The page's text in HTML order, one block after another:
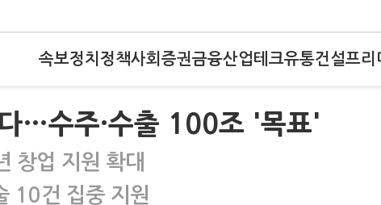
속보정치 정책사회 증권금융산업테크유통건설프리
…수주·수출 100조 '목표'
창업 지원 확대
10건 집중 지원